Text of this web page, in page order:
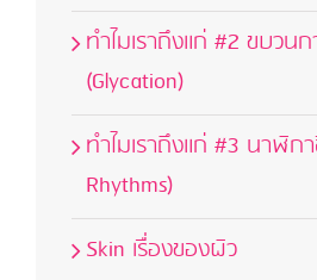
ทำไมเราถึงแก่ #2 ขบวนก
(Glycation)
ทำไมเราถึงแก่ #3 นาฬิก
Rhythms)
Skin เรื่องของผิว